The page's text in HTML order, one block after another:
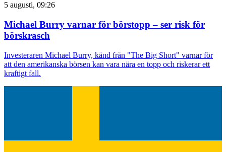
5 augusti, 09:26
Michael Burry varnar för börstopp – ser risk för
börskrasch
Investeraren Michael Burry, känd från "The Big Short" varnar för
att den amerikanska börsen kan vara nära en topp och riskerar ett
kraftigt fall.